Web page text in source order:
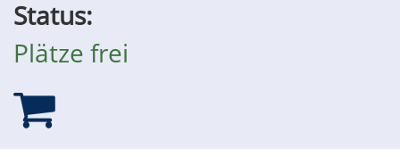
Status:
Plätze frei